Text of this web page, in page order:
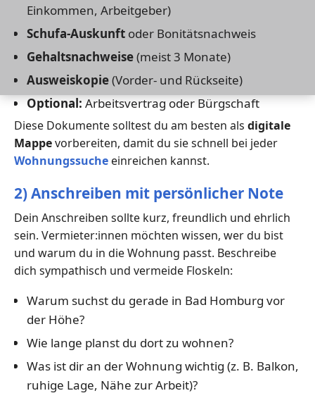
Einkommen, Arbeitgeber)
Schufa-Auskunftoder Bonitätsnachweis
Gehaltsnachweise(meist 3 Monate)
Ausweiskopie(Vorder- und Rückseite)
Optional:Arbeitsvertrag oder Bürgschaft
Diese Dokumente solltest du am besten als digitale
Mappevorbereiten, damit du sie schnell bei jeder
Wohnungssuche einreichen kannst.
2) Anschreiben mit persönlicher Note
Dein Anschreiben sollte kurz, freundlich und ehrlich
sein. Vermieter:innen möchten wissen, wer du bist
und warum du in die Wohnung passt. Beschreibe
dich sympathisch und vermeide Floskeln:
Warum suchst du gerade in Bad Homburg vor
der Höhe?
Wie lange planst du dort zu wohnen?
Was ist dir an der Wohnung wichtig (z. B. Balkon,
ruhige Lage, Nähe zur Arbeit)?